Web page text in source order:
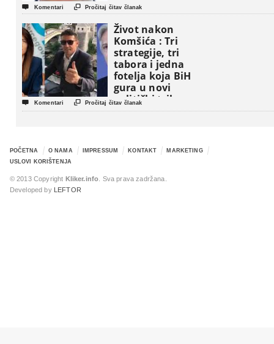
 Komentari  Pročitaj čitav članak
Život nakon
Komšića : Tri
strategije, tri
tabora i jedna
fotelja koja BiH
gura u novi
politički triler
 Komentari  Pročitaj čitav članak
POČETNA O NAMA IMPRESSUM KONTAKT
MARKETING
USLOVI KORIŠTENJA
© 2013 Copyright Kliker.info . Sva prava zadržana.
Developed by
LEFTOR